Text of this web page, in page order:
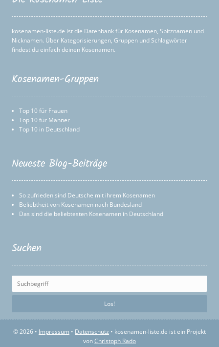
kosenamen-liste.de ist die Datenbank für Kosenamen, Spitznamen und
Nicknamen. Über Kategorisierungen, Gruppen und Schlagwörter
findest du einfach deinen Kosenamen.
Kosenamen-Gruppen
Top 10 für Frauen
Top 10 für Männer
Top 10 in Deutschland
Neueste Blog-Beiträge
So zufrieden sind Deutsche mit ihrem Kosenamen
Beliebtheit von Kosenamen nach Bundesland
Das sind die beliebtesten Kosenamen in Deutschland
Suchen
© 2026 • Impressum • Datenschutz • kosenamen-liste.de ist ein Projekt
vonChristoph Rado